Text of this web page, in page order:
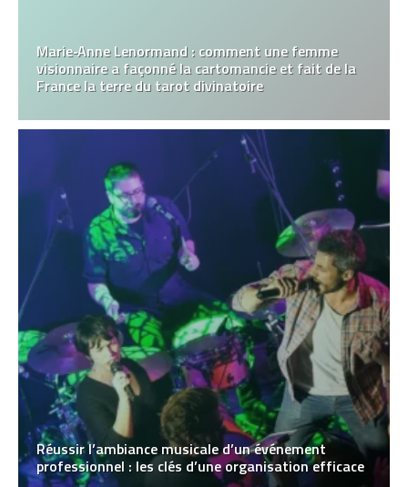
Marie‑Anne Lenormand : comment une femme
visionnaire a façonné la cartomancie et fait de la
France la terre du tarot divinatoire
Réussir l’ambiance musicale d’un événement
professionnel : les clés d’une organisation efficace